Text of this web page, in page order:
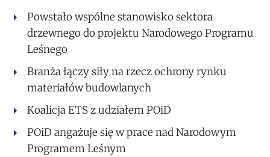
Powstało wspólne stanowisko sektora
drzewnego do projektu Narodowego Programu
Leśnego
Branża łączy siły na rzecz ochrony rynku
materiałów budowlanych
Koalicja ETS z udziałem POiD
POiD angażuje się w prace nad Narodowym
Programem Leśnym